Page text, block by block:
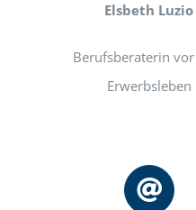
Elsbeth Luzio
Berufsberaterin
Erwerbsleben